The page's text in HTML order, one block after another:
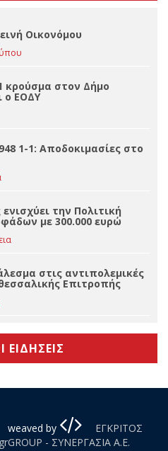
Οικονόμου
κρούσμα στον Δήμο
ΕΟΔΥ
1-1: Αποδοκιμασίες στο
την Πολιτική
με 300.000 ευρώ
στις αντιπολεμικές
Επιτροπής